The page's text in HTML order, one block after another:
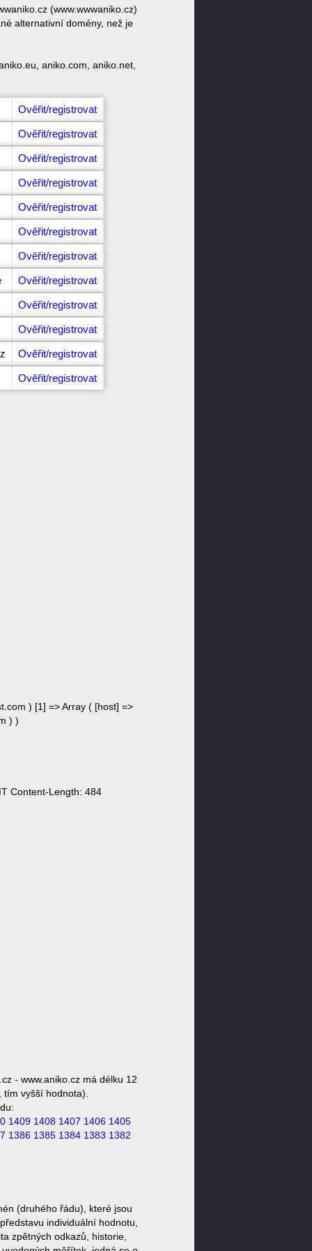
(www.wwwaniko.cz)
alternativní domény, než je
aniko.com, aniko.net,
Ověřit/registrovat
Ověřit/registrovat
Ověřit/registrovat
Ověřit/registrovat
Ověřit/registrovat
Ověřit/registrovat
Ověřit/registrovat
Ověřit/registrovat
Ověřit/registrovat
Ověřit/registrovat
Ověřit/registrovat
Ověřit/registrovat
) [1] => Array ( [host] =>
) )
Content-Length: 484
- www.aniko.cz má délku 12
vyšší hodnota).
1409 1408 1407 1406 1405
1386 1385 1384 1383 1382
(druhého řádu), které jsou
individuální hodnotu,
zpětných odkazů, historie,